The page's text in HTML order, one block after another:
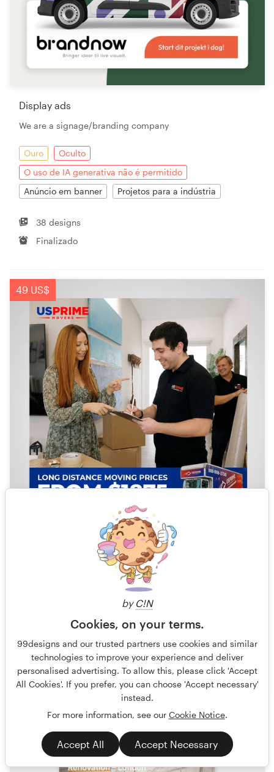
by C!N
Cookies, on your terms.
99designs and our trusted partners use cookies and similar
technologies to improve your experience and deliver
personalised advertising. To allow this, please click 'Accept
All Cookies'. If you prefer, you can choose 'Accept necessary'
instead.
For more information, see our Cookie Notice.
Accept All Accept Necessary
Display ads
We are a signage/branding company
Ouro
Oculto
O uso de IA generativa não é permitido
Anúncio em banner
Projetos para a indústria
38 designs
Finalizado
49 US$
Moving Ads Design
Anúncio em banner
Finalizado